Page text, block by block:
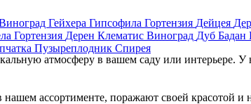
Гейхера Гипсофила Гортензия Дейцея
Гортензия Дерен Клематис Виноград Дуб Бадан
Пузыреплодник Спирея
атмосферу в вашем саду или интерьере.
ассортименте, поражают своей красотой